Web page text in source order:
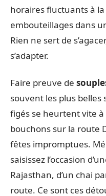
horaires fluctuants à
embouteillages dans
Rien ne sert de
s’adapter.
Faire preuve de
souvent les plus
figés se heurtent vite
bouchons sur la route
fêtes impromptues.
saisissez l’occasion
Rajasthan, d’un chai
route. Ce sont ces